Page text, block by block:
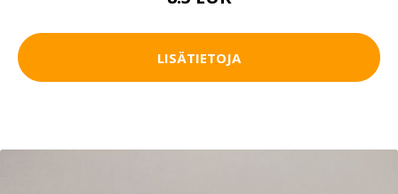
LISÄTIETOJA